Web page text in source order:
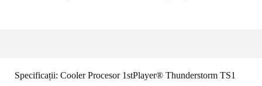
Specificații: Cooler Procesor 1stPlayer® Thunderstorm TS1